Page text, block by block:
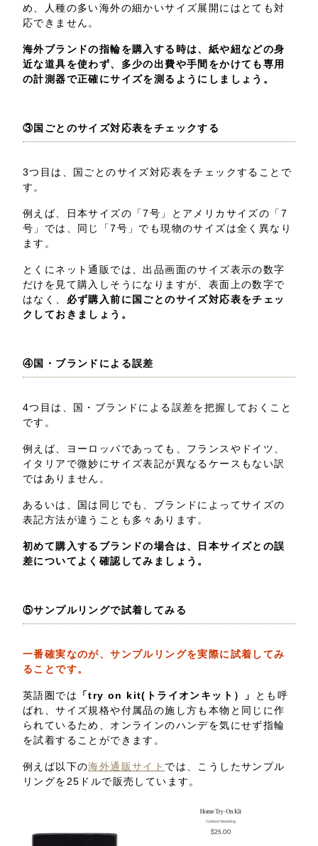
め、人種の多い海外の細かいサイズ展開にはとても対
応できません。
海外ブランドの指輪を購入する時は、紙や紐などの身
近な道具を使わず、多少の出費や手間をかけても専用
の計測器で正確にサイズを測るようにしましょう。
③国ごとのサイズ対応表をチェックする
3つ目は、国ごとのサイズ対応表をチェックすることで
す。
例えば、日本サイズの「7号」とアメリカサイズの「7
号」では、同じ「7号」でも現物のサイズは全く異なり
ます。
とくにネット通販では、出品画面のサイズ表示の数字
だけを見て購入しそうになりますが、表面上の数字で
はなく、 必ず購入前に国ごとのサイズ対応表をチェッ
クしておきましょう。
④国・ブランドによる誤差
4つ目は、国・ブランドによる誤差を把握しておくこと
です。
例えば、ヨーロッパであっても、フランスやドイツ、
イタリアで微妙にサイズ表記が異なるケースもない訳
ではありません。
あるいは、国は同じでも、ブランドによってサイズの
表記方法が違うことも多々あります。
初めて購入するブランドの場合は、日本サイズとの誤
差についてよく確認してみましょう。
⑤サンプルリングで試着してみる
一番確実なのが、サンプルリングを実際に試着してみ
ることです。
英語圏では 「try on kit(トライオンキット）」
とも呼
ばれ、サイズ規格や付属品の施し方も本物と同じに作
られているため、オンラインのハンデを気にせず指輪
を試着することができます。
例えば以下の海外通販サイト では、こうしたサンプル
リングを25ドルで販売しています。